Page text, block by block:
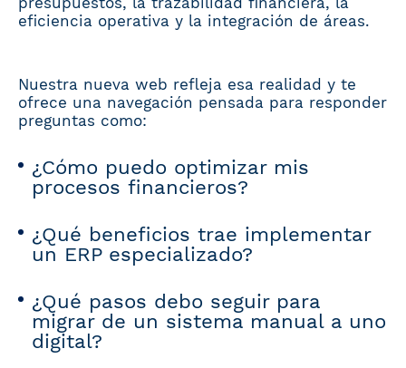
eficiencia operativa y la integración de áreas.
Nuestra nueva web refleja esa realidad y te
ofrece una navegación pensada para responder
preguntas como:
¿Cómo puedo optimizar mis
procesos financieros?
¿Qué beneficios trae implementar
un ERP especializado?
¿Qué pasos debo seguir para
migrar de un sistema manual a uno
digital?